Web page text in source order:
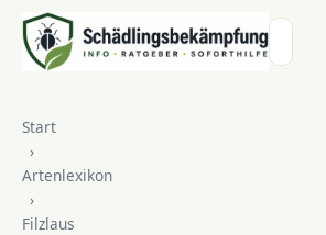
Zum Inhalt springen
Start
›
Artenlexikon
›
Filzlaus